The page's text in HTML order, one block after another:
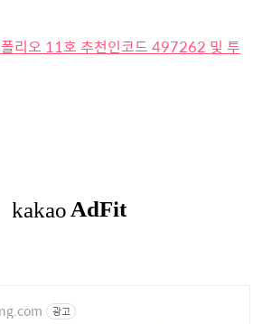
리오 11호 추천인코드 497262 및 투
광고